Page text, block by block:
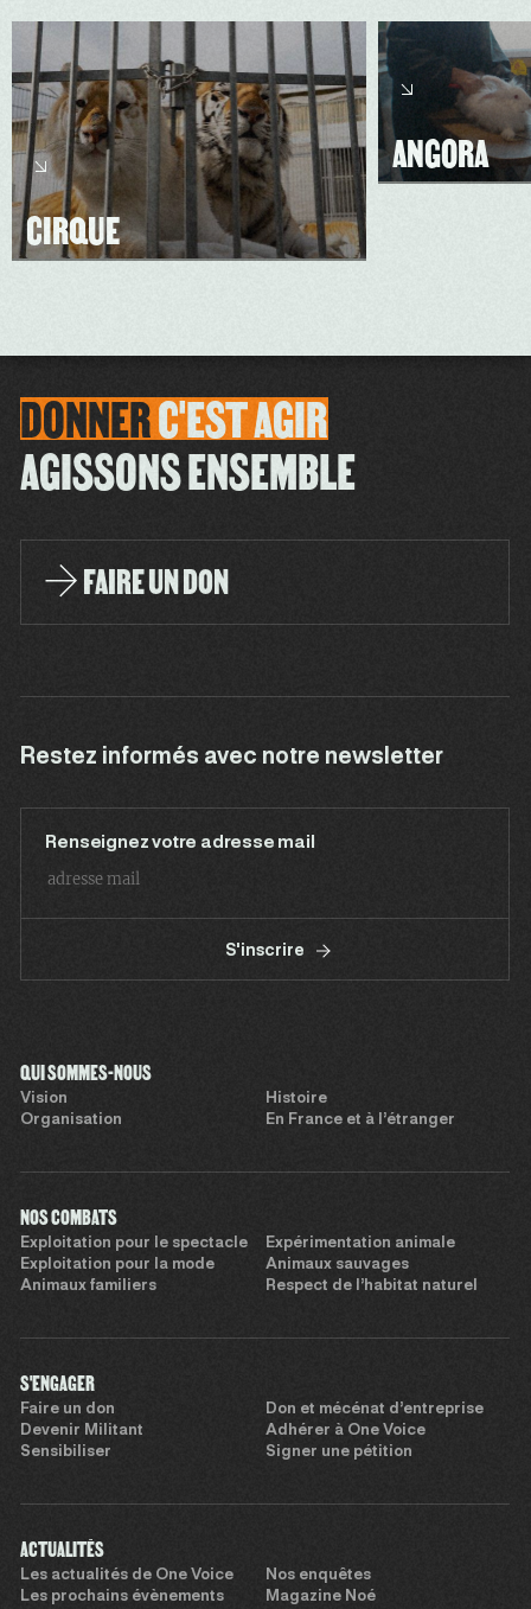
CIRQUE
ANGORA
DONNERC'ESTAGIR
AGISSONS ENSEMBLE
FAIRE UN DON
Restez informés avec notre newsletter
Renseignez votre adresse mail
S'inscrire
QUI SOMMES-NOUS
Vision
Histoire
Organisation
En France et à l’étranger
NOS COMBATS
Exploitation pour le spectacle
Expérimentation animale
Exploitation pour la mode
Animaux sauvages
Animaux familiers
Respect de l’habitat naturel
S'ENGAGER
Faire un don
Don et mécénat d’entreprise
Devenir Militant
Adhérer à One Voice
Sensibiliser
Signer une pétition
ACTUALITÉS
Les actualités de One Voice
Nos enquêtes
Les prochains évènements
Magazine Noé